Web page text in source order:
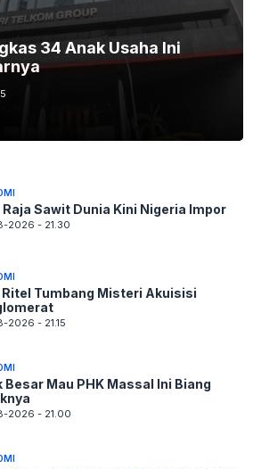
34 Anak Usaha Ini
Raja Sawit Dunia Kini Nigeria Impor
2026 - 21.30
Ritel Tumbang Misteri Akuisisi
2026 - 21.15
Besar Mau PHK Massal Ini Biang
2026 - 21.00